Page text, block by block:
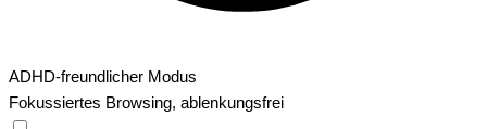
ADHD-freundlicher Modus
Fokussiertes Browsing, ablenkungsfrei